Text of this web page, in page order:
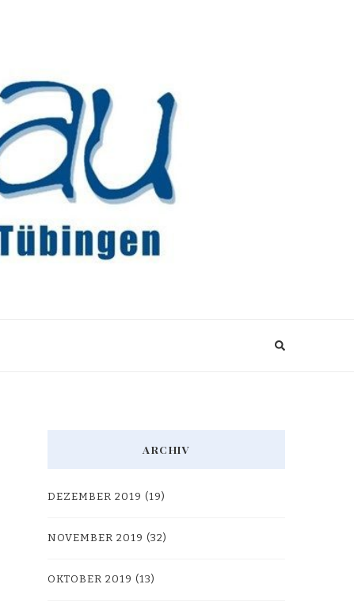
ARCHIV
DEZEMBER 2019 (19)
NOVEMBER 2019 (32)
OKTOBER 2019 (13)